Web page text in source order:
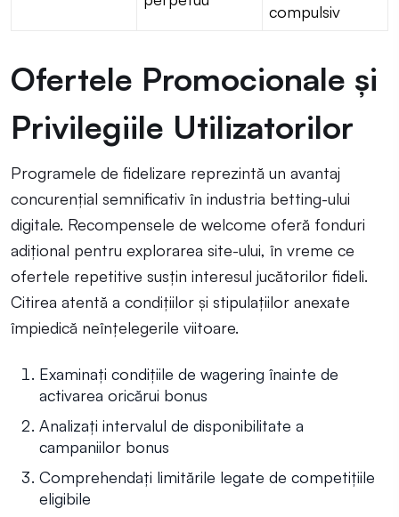
compulsiv
Ofertele Promocionale și
Privilegiile Utilizatorilor
Programele de fidelizare reprezintă un avantaj
concurențial semnificativ în industria betting-ului
digitale. Recompensele de welcome oferă fonduri
adițional pentru explorarea site-ului, în vreme ce
ofertele repetitive susțin interesul jucătorilor fideli.
Citirea atentă a condițiilor și stipulațiilor anexate
împiedică neînțelegerile viitoare.
Examinați condițiile de wagering înainte de
activarea oricărui bonus
Analizați intervalul de disponibilitate a
campaniilor bonus
Comprehendați limitările legate de competițiile
eligibile